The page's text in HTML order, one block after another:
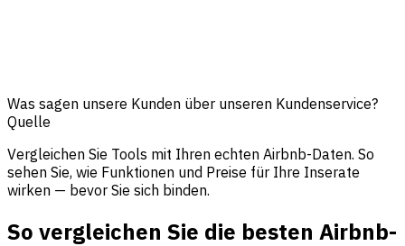
Was sagen unsere Kunden über unseren Kundenservice?
Quelle
Vergleichen Sie Tools mit Ihren echten Airbnb-Daten. So
sehen Sie, wie Funktionen und Preise für Ihre Inserate
wirken — bevor Sie sich binden.
So vergleichen Sie die besten Airbnb-